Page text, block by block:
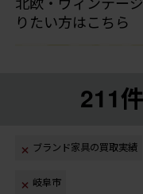
りたい方はこちら
211件
ブランド家具の買取実績
岐阜市